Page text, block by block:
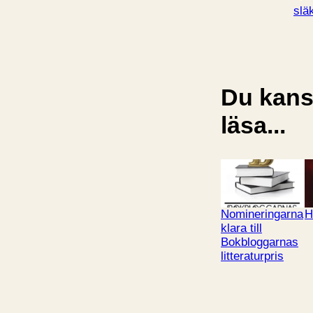
Du
läsa...
Nomineringarna
klara till
Bokbloggarnas
litteraturpris